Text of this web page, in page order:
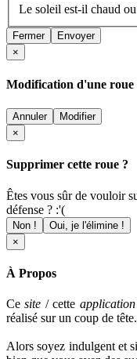
Le soleil est-il chaud
Fermer
Envoyer
×
Modification d'une roue
Annuler
Modifier
×
Supprimer cette roue ?
Êtes vous sûr de vouloir
défense ? :'(
Non !
Oui, je l'élimine !
×
À Propos
Cesite / cette
réalisé sur un coup de
Alors soyez indulgent et